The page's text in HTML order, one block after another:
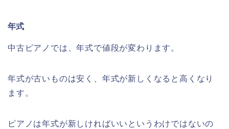
年式
中古ピアノでは、年式で値段が変わります。
年式が古いものは安く、年式が新しくなると高くなり
ます。
ピアノは年式が新しければいいというわけではないの